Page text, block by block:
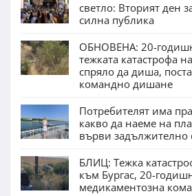
светло: Вторият ден
силна публика
ОБНОВЕНА: 20-
тежката катастрофа
спряло да диша,
командно дишане
Потребителят има
какво да наеме на
върви задължително
БЛИЦ: Тежка
към Бургас, 20-
медикаментозна кома